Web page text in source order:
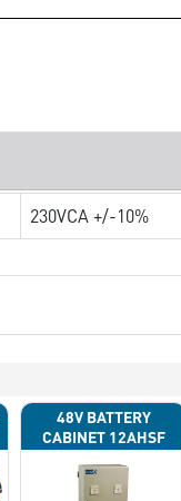
230VCA +/-10%
48V BATTERY
CABINET 12AHSF
(INPUT POWER
220VAC)